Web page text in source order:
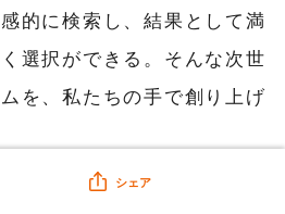
的に検索し、結果として満
選択ができる。そんな次世
を、私たちの手で創り上げ
シェア